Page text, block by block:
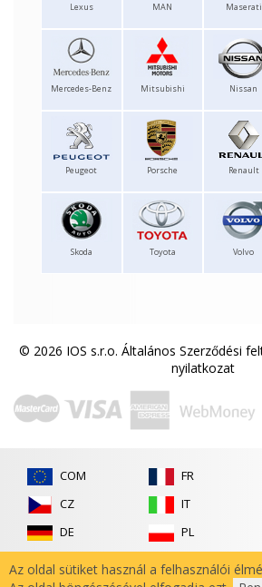
Lexus MAN Maserati
Mercedes-Benz Mitsubishi Nissan
Peugeot Porsche Renault
Skoda Toyota Volvo
© 2026 IOS s.r.o. Általános Szerződési
nyilatkozat
COM
CZ
DE
FR
IT
PL
Az oldal sütiket használ a felhasználói